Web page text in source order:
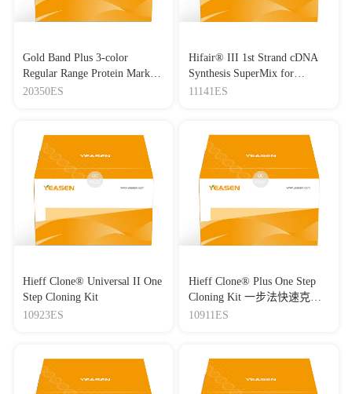
Gold Band Plus 3-color
Regular Range Protein Marker
(8-180 kDa) 三色预染蛋白质
20350ES
Hifair® III 1st Strand cDNA
Synthesis SuperMix for
qPCR(gDNA digester plus)
11141ES
Hieff Clone® Universal II One
Step Cloning Kit
10923ES
Hieff Clone® Plus One Step
Cloning Kit 一步法快速克隆
试剂盒
10911ES